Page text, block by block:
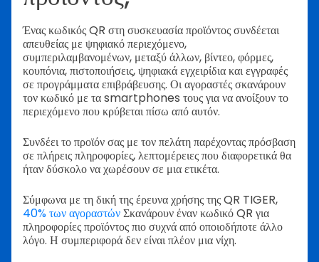
Ένας κωδικός QR στη συσκευασία προϊόντος συνδέεται
απευθείας με ψηφιακό περιεχόμενο,
συμπεριλαμβανομένων, μεταξύ άλλων, βίντεο, φόρμες,
κουπόνια, πιστοποιήσεις, ψηφιακά εγχειρίδια και εγγραφές
σε προγράμματα επιβράβευσης. Οι αγοραστές σκανάρουν
τον κωδικό με τα smartphones τους για να ανοίξουν το
περιεχόμενο που κρύβεται πίσω από αυτόν.
Συνδέει το προϊόν σας με τον πελάτη παρέχοντας πρόσβαση
σε πλήρεις πληροφορίες, λεπτομέρειες που διαφορετικά θα
ήταν δύσκολο να χωρέσουν σε μια ετικέτα.
Σύμφωνα με τη δική της έρευνα χρήσης της QR TIGER,
40% των αγοραστώνΣκανάρουν έναν κωδικό QR για
πληροφορίες προϊόντος πιο συχνά από οποιοδήποτε άλλο
λόγο. Η συμπεριφορά δεν είναι πλέον μια νίχη.